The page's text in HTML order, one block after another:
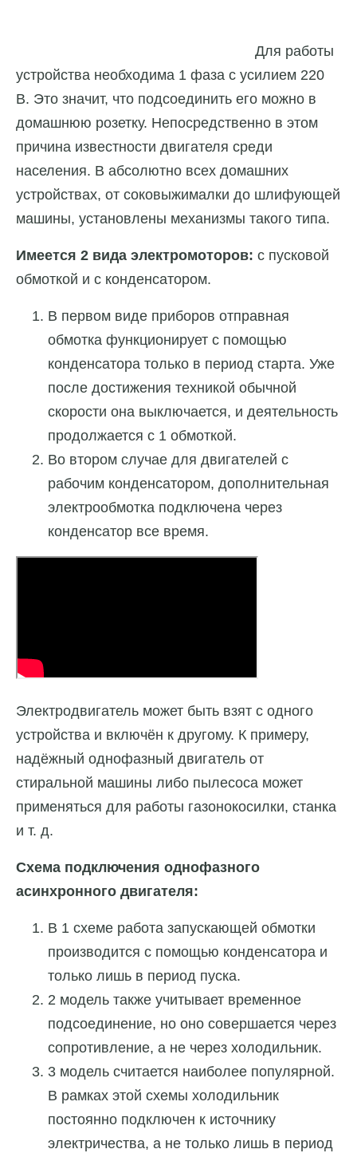
Для работы
устройства необходима 1 фаза с усилием 220
В. Это значит, что подсоединить его можно в
домашнюю розетку. Непосредственно в этом
причина известности двигателя среди
населения. В абсолютно всех домашних
устройствах, от соковыжималки до шлифующей
машины, установлены механизмы такого типа.
Имеется 2 вида электромоторов: с пусковой
обмоткой и с конденсатором.
В первом виде приборов отправная
обмотка функционирует с помощью
конденсатора только в период старта. Уже
после достижения техникой обычной
скорости она выключается, и деятельность
продолжается с 1 обмоткой.
Во втором случае для двигателей с
рабочим конденсатором, дополнительная
электрообмотка подключена через
конденсатор все время.
Электродвигатель может быть взят с одного
устройства и включён к другому. К примеру,
надёжный однофазный двигатель от
стиральной машины либо пылесоса может
применяться для работы газонокосилки, станка
и т. д.
Схема подключения однофазного
асинхронного двигателя:
В 1 схеме работа запускающей обмотки
производится с помощью конденсатора и
только лишь в период пуска.
2 модель также учитывает временное
подсоединение, но оно совершается через
сопротивление, а не через холодильник.
3 модель считается наиболее популярной.
В рамках этой схемы холодильник
постоянно подключен к источнику
электричества, а не только лишь в период